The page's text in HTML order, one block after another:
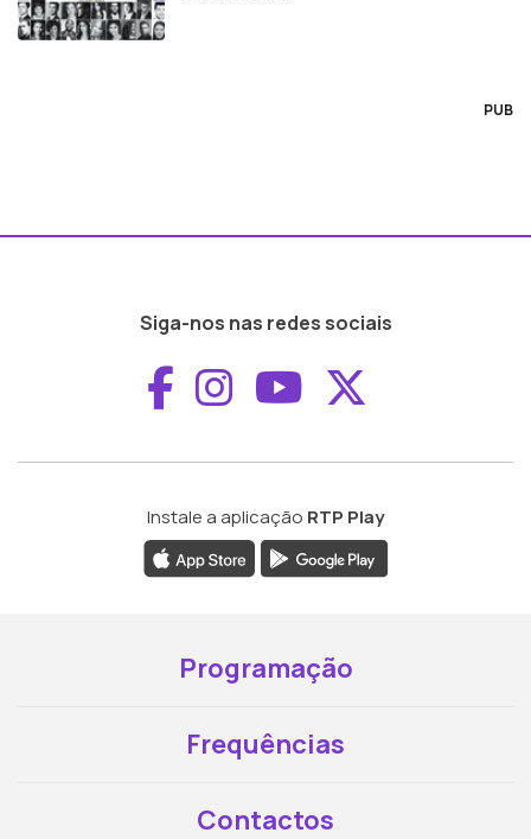
PUB
Siga-nos nas redes sociais
Aceder ao
Aceder ao
Aceder ao
Instale a aplicação RTP Play
Programação
Frequências
Contactos